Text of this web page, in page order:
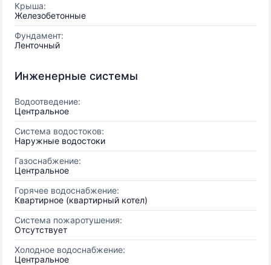
Крыша:
Железобетонные
Фундамент:
Ленточный
Инженерные системы
Водоотведение:
Центральное
Система водостоков:
Наружные водостоки
Газоснабжение:
Центральное
Горячее водоснабжение:
Квартирное (квартирный котел)
Система пожаротушения:
Отсутствует
Холодное водоснабжение:
Центральное